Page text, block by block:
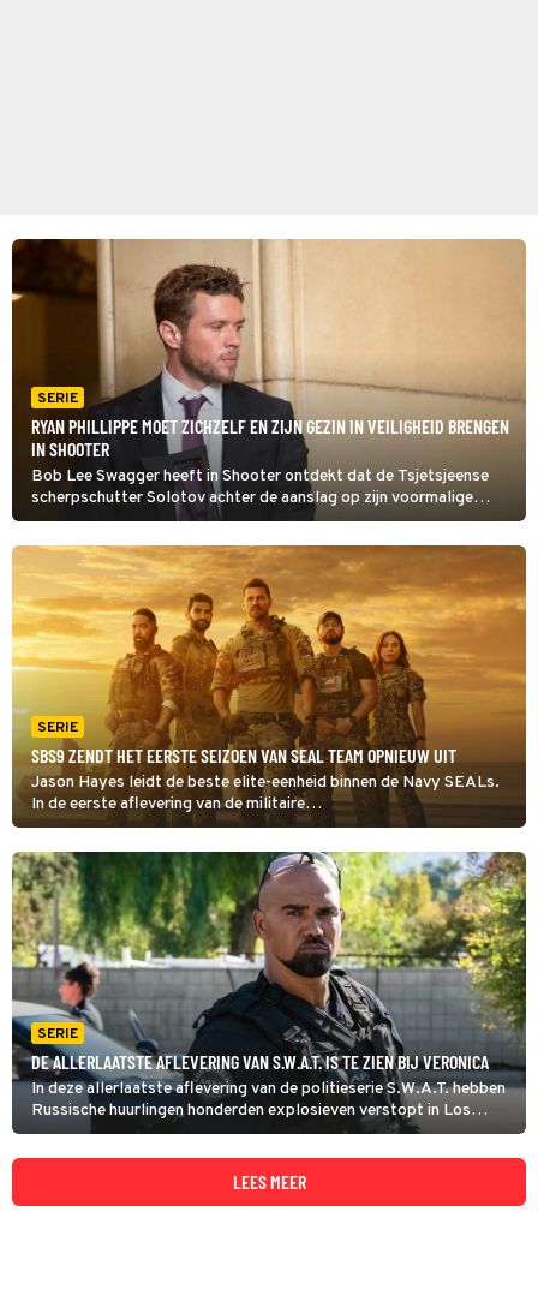
SERIE
RYAN PHILLIPPE MOET ZICHZELF EN ZIJN GEZIN IN VEILIGHEID BRENGEN
IN SHOOTER
Bob Lee Swagger heeft in Shooter ontdekt dat de Tsjetsjeense
scherpschutter Solotov achter de aanslag op zijn voormalige
eenheid zat. Nu Solotov hem in het vizier heeft, moet hij zichzelf
en zijn gezin in veiligheid brengen.
SERIE
SBS9 ZENDT HET EERSTE SEIZOEN VAN SEAL TEAM OPNIEUW UIT
Jason Hayes leidt de beste elite-eenheid binnen de Navy SEALs.
In de eerste aflevering van de militaire
actieserie SEAL Team komen de soldaten in actie in Liberia, waar
een IS-leider is gesignaleerd op een legerbasis.
SERIE
DE ALLERLAATSTE AFLEVERING VAN S.W.A.T. IS TE ZIEN BIJ VERONICA
In deze allerlaatste aflevering van de politieserie S.W.A.T. hebben
Russische huurlingen honderden explosieven verstopt in Los
Angeles. Ze eisen de vrijlating van hun leider en belegeren het
S.W.A.T.-hoofdkwartier.
LEES MEER